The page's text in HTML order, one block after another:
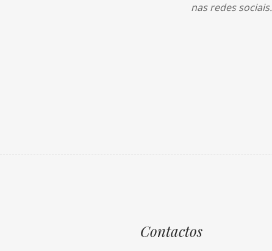
nas redes sociais.
Contactos